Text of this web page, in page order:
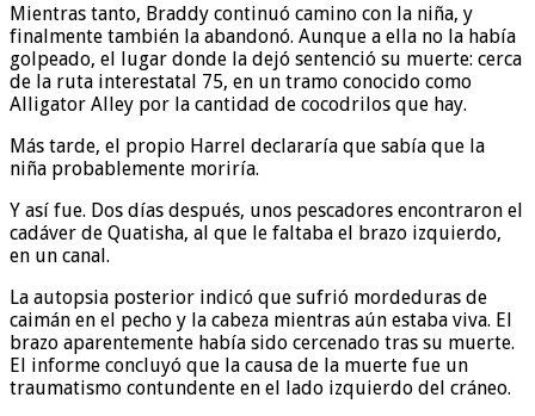
Mientras tanto, Braddy continuó camino con la niña, y
finalmente también la abandonó. Aunque a ella no la había
golpeado, el lugar donde la dejó sentenció su muerte: cerca
de la ruta interestatal 75, en un tramo conocido como
Alligator Alley por la cantidad de cocodrilos que hay.
Más tarde, el propio Harrel declararía que sabía que la
niña probablemente moriría.
Y así fue. Dos días después, unos pescadores encontraron el
cadáver de Quatisha, al que le faltaba el brazo izquierdo,
en un canal.
La autopsia posterior indicó que sufrió mordeduras de
caimán en el pecho y la cabeza mientras aún estaba viva. El
brazo aparentemente había sido cercenado tras su muerte.
El informe concluyó que la causa de la muerte fue un
traumatismo contundente en el lado izquierdo del cráneo.